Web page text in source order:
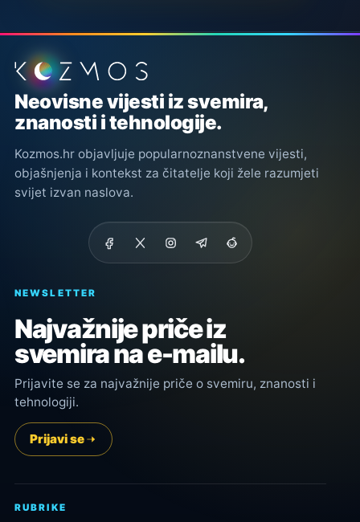
Podnožje stranice
Neovisne vijesti iz svemira,
znanosti i tehnologije.
Kozmos.hr objavljuje popularnoznanstvene vijesti,
objašnjenja i kontekst za čitatelje koji žele razumjeti
svijet izvan naslova.
NEWSLETTER
Najvažnije priče iz
svemira na e-mailu.
Prijavite se za najvažnije priče o svemiru, znanosti i
tehnologiji.
Prijavi se
RUBRIKE